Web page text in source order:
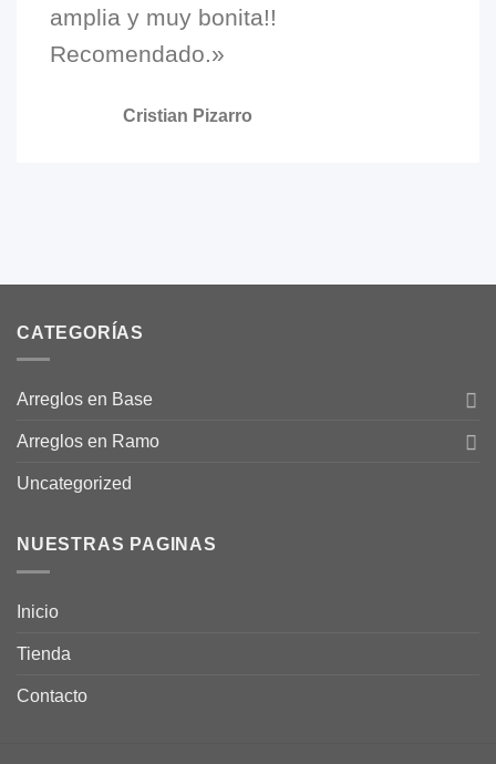
amplia y muy bonita!!
Recomendado.»
Cristian Pizarro
CATEGORÍAS
Arreglos en Base
Arreglos en Ramo
Uncategorized
NUESTRAS PAGINAS
Inicio
Tienda
Contacto